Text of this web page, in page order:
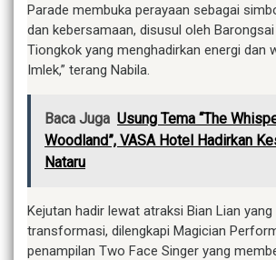
Parade membuka perayaan sebagai
dan kebersamaan, disusul oleh
Tiongkok yang menghadirkan energi dan
Imlek,” terang Nabila.
Baca Juga Usung Tema “The
Woodland”, VASA Hotel Hadirkan
Nataru
Kejutan hadir lewat atraksi Bian Lian yang
transformasi, dilengkapi Magician
penampilan Two Face Singer yang